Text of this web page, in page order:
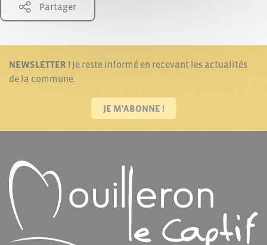
Partager
NEWSLETTER ! Je reste informé en recevant les actualités
de la commune.
JE M'ABONNE !